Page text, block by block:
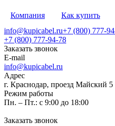
Компания Как купить
info@kupicabel.ru+7 (800) 777-
+7 (800) 777-94-78
Заказать звонок
E-mail
info@kupicabel.ru
Адрес
г. Краснодар, проезд Майский 5
Режим работы
Пн. – Пт.: с 9:00 до 18:00
Заказать звонок